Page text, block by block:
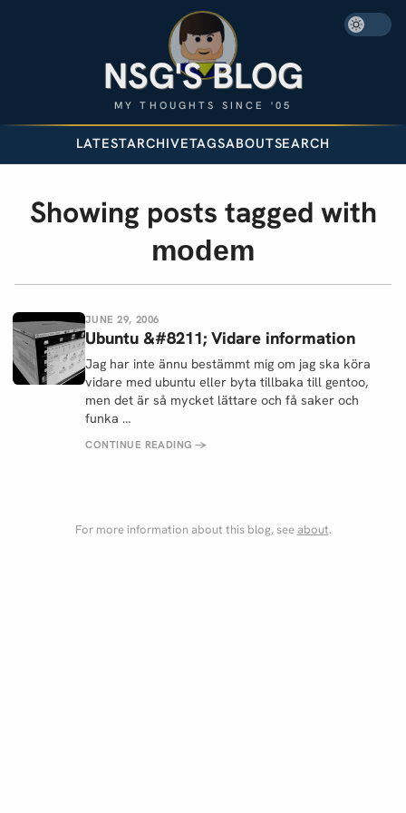
NSG'S BLOG
MY THOUGHTS SINCE '05
LATESTARCHIVETAGSABOUTSEARCH
Showing posts tagged with
modem
JUNE 29, 2006
Ubuntu &#8211; Vidare information
Jag har inte ännu bestämmt mig om jag ska köra
vidare med ubuntu eller byta tillbaka till gentoo,
men det är så mycket lättare och få saker och
funka …
CONTINUE READING→
For more information about this blog, seeabout.